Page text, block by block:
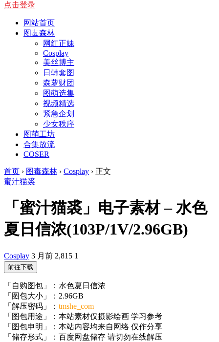
点击登录
网站首页
图毒森林
网红正妹
Cosplay
美丝博主
日韩套图
森萝财团
图萌选集
视频精选
紧急企划
少女秩序
图萌工坊
合集放流
COSER
首页 › 图毒森林 › Cosplay › 正文
蜜汁猫裘
「蜜汁猫裘」电子素材 – 水色
夏日信浓(103P/1V/2.96GB)
Cosplay 3 月前 2,815 1
前往下载
「自购图包」：水色夏日信浓
「图包大小」：2.96GB
「解压密码」： tmshe_com
「图包用途」：本站素材仅摄影绘画 学习参考
「图包申明」：本站内容均来自网络 仅作分享
「储存形式」：百度网盘储存 请切勿在线解压